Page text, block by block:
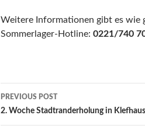
Weitere Informationen gibt es wie
Sommerlager-Hotline: 0221/740
Post
navigation
PREVIOUS POST
2. Woche Stadtranderholung in Klefhaus